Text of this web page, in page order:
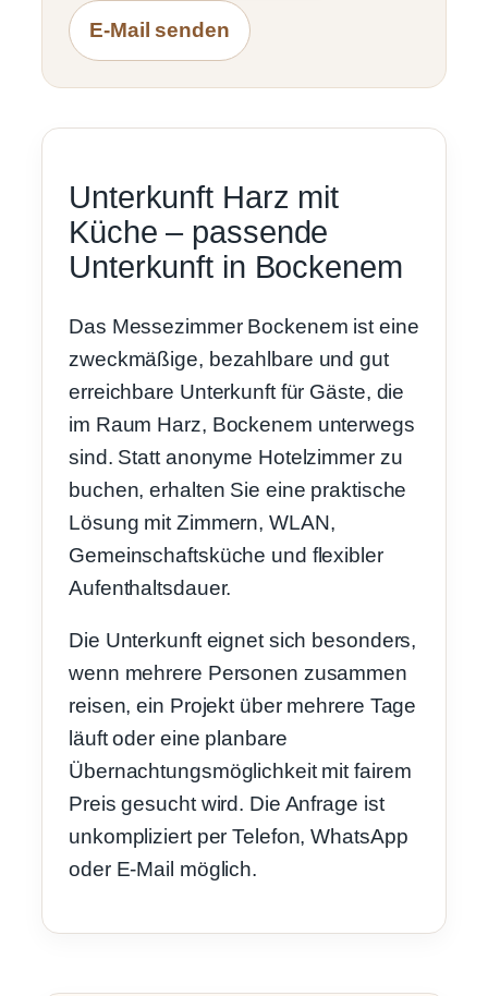
E-Mail senden
Unterkunft Harz mit
Küche – passende
Unterkunft in Bockenem
Das Messezimmer Bockenem ist eine
zweckmäßige, bezahlbare und gut
erreichbare Unterkunft für Gäste, die
im Raum Harz, Bockenem unterwegs
sind. Statt anonyme Hotelzimmer zu
buchen, erhalten Sie eine praktische
Lösung mit Zimmern, WLAN,
Gemeinschaftsküche und flexibler
Aufenthaltsdauer.
Die Unterkunft eignet sich besonders,
wenn mehrere Personen zusammen
reisen, ein Projekt über mehrere Tage
läuft oder eine planbare
Übernachtungsmöglichkeit mit fairem
Preis gesucht wird. Die Anfrage ist
unkompliziert per Telefon, WhatsApp
oder E-Mail möglich.